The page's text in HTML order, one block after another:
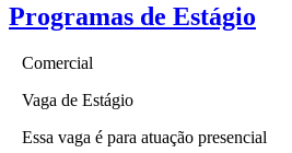
Programas de Estágio
Comercial
Vaga de Estágio
Essa vaga é para atuação presencial